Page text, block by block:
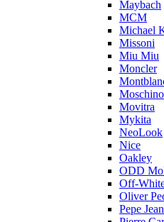
Maybach
MCM
Michael
Missoni
Miu Miu
Moncler
Moschino
Movitra
Mykita
NeoLook
Nice
Oakley
ODD
Off-
Oliver
Pepe